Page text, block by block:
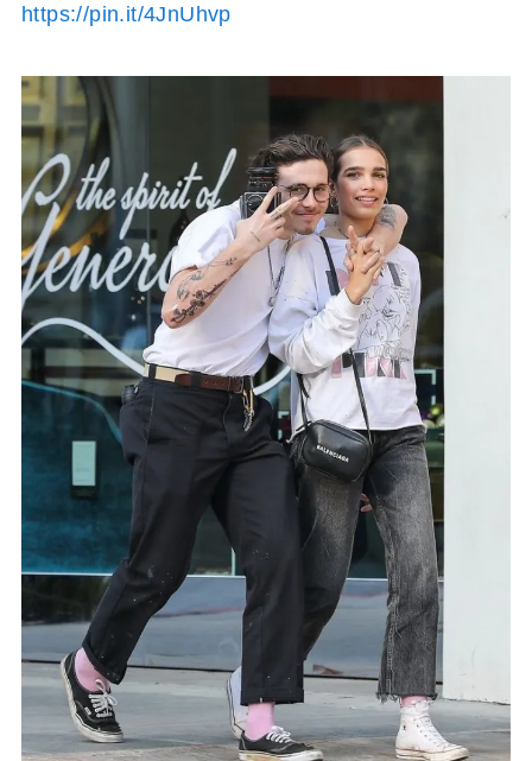
https://pin.it/4JnUhvp